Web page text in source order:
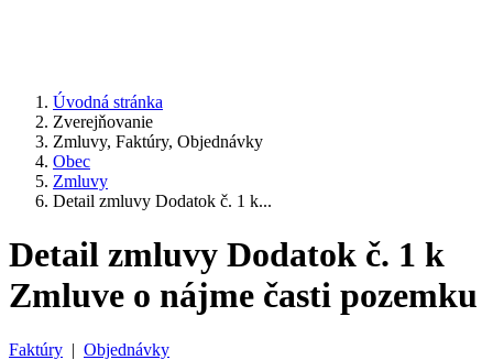
Úvodná stránka
Zverejňovanie
Zmluvy, Faktúry, Objednávky
Obec
Zmluvy
Detail zmluvy Dodatok č. 1 k...
Detail zmluvy Dodatok č. 1 k
Zmluve o nájme časti pozemku
Faktúry | Objednávky